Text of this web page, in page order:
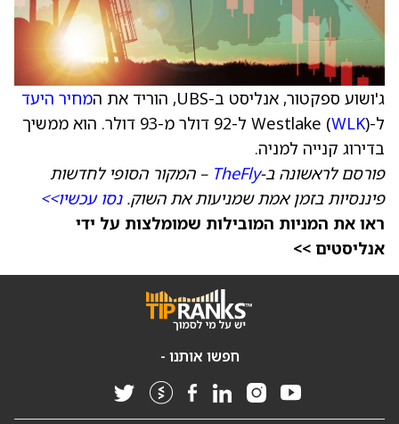
ג'ושוע ספקטור, אנליסט ב-UBS, הוריד את ה
מחיר היעד
ל-Westlake ( WLK
) ל-92 דולר מ-93 דולר. הוא ממשיך
בדירוג קנייה למניה.
פורסם לראשונה ב-TheFly – המקור הסופי לחדשות
פיננסיות בזמן אמת שמניעות את השוק.נסו עכשיו>>
ראו את המניות המובילות שמומלצות על ידי
אנליסטים >>
חפשו אותנו -